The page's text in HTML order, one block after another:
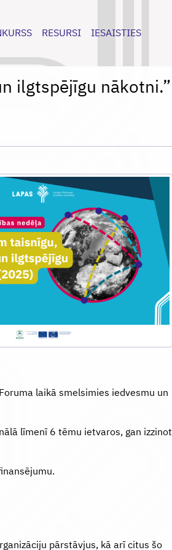
RESURSI IESAISTIES
ilgtspējīgu nākotni.”
laikā smelsimies iedvesmu un
līmenī 6 tēmu ietvaros, gan izzinot
pārstāvjus, kā arī citus šo